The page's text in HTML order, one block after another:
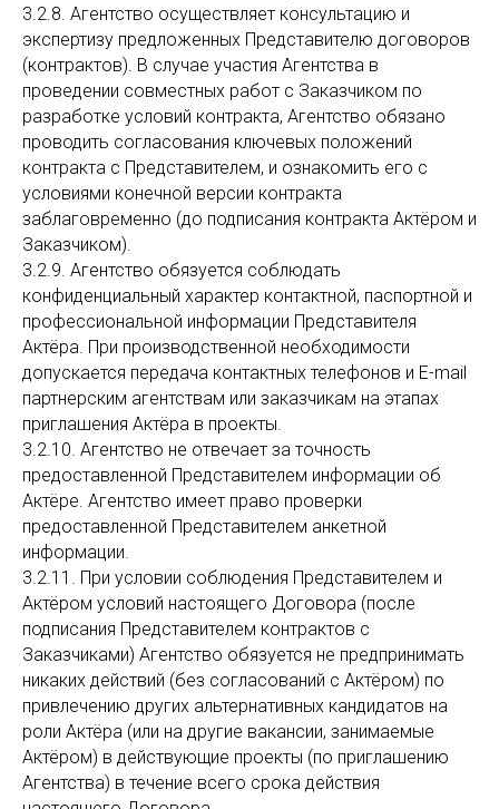
3.2.8. Агентство осуществляет консультацию и
экспертизу предложенных Представителю договоров
(контрактов). В случае участия Агентства в
проведении совместных работ с Заказчиком по
разработке условий контракта, Агентство обязано
проводить согласования ключевых положений
контракта с Представителем, и ознакомить его с
условиями конечной версии контракта
заблаговременно (до подписания контракта Актёром и
Заказчиком).
3.2.9. Агентство обязуется соблюдать
конфиденциальный характер контактной, паспортной и
профессиональной информации Представителя
Актёра. При производственной необходимости
допускается передача контактных телефонов и E-mail
партнерским агентствам или заказчикам на этапах
приглашения Актёра в проекты.
3.2.10. Агентство не отвечает за точность
предоставленной Представителем информации об
Актёре. Агентство имеет право проверки
предоставленной Представителем анкетной
информации.
3.2.11. При условии соблюдения Представителем и
Актёром условий настоящего Договора (после
подписания Представителем контрактов с
Заказчиками) Агентство обязуется не предпринимать
никаких действий (без согласований с Актёром) по
привлечению других альтернативных кандидатов на
роли Актёра (или на другие вакансии, занимаемые
Актёром) в действующие проекты (по приглашению
Агентства) в течение всего срока действия